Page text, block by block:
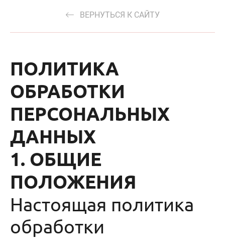
ВЕРНУТЬСЯ К САЙТУ
ПОЛИТИКА
ОБРАБОТКИ
ПЕРСОНАЛЬНЫХ
ДАННЫХ
1. ОБЩИЕ
ПОЛОЖЕНИЯ
Настоящая политика
обработки